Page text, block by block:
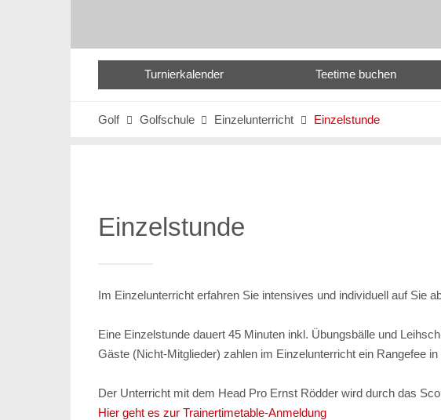
Turnierkalender Teetime buchen
Golf  Golfschule  Einzelunterricht  Einzelstunde
Einzelstunde
Im Einzelunterricht erfahren Sie intensives und individuell auf Sie
Eine Einzelstunde dauert 45 Minuten inkl. Übungsbälle und
Gäste (Nicht-Mitglieder) zahlen im Einzelunterricht ein Rangefee
Der Unterricht mit dem Head Pro Ernst Rödder wird durch das
Hier geht es zur Trainertimetable-Anmeldung